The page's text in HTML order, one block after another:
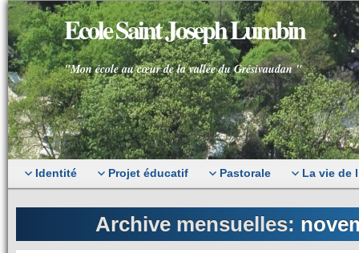
Ecole Saint Joseph Lumbin
"Mon école au cœur de la vallée du Grésivaudan "
Identité Projet éducatif Pastorale La vie de
Archive mensuelles: